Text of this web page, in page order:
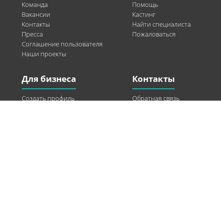
Команда
Вакансии
Контакты
Пресса
Соглашение пользователя
Наши проекты
Помощь
Кастинг
Найти специалиста
Пожаловаться
Для бизнеса
Создать профиль
Контакты
Обратная связь